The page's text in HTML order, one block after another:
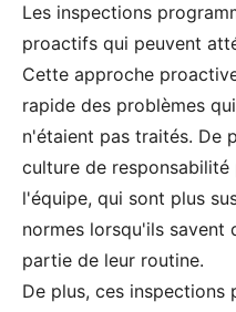
Les inspections
proactifs qui peuvent
Cette approche
rapide des problèmes
n'étaient pas traités. De
culture de
l'équipe, qui sont plus
normes lorsqu'ils savent
partie de leur routine.
De plus, ces inspections